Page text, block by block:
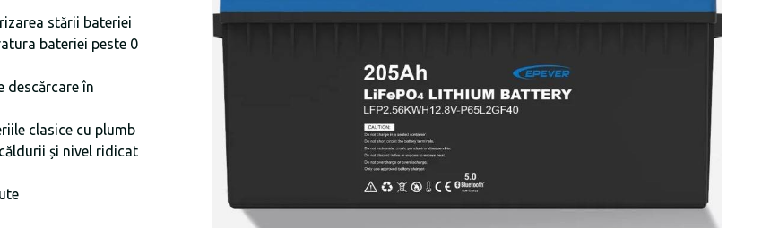
stării bateriei
bateriei peste 0
descărcare în
clasice cu plumb
și nivel ridicat